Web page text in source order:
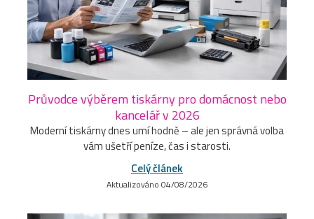
Průvodce výběrem tiskárny pro domácnost nebo
kancelář v 2026
Moderní tiskárny dnes umí hodně – ale jen správná volba
vám ušetří peníze, čas i starosti.
Celý článek
Aktualizováno 04/08/2026